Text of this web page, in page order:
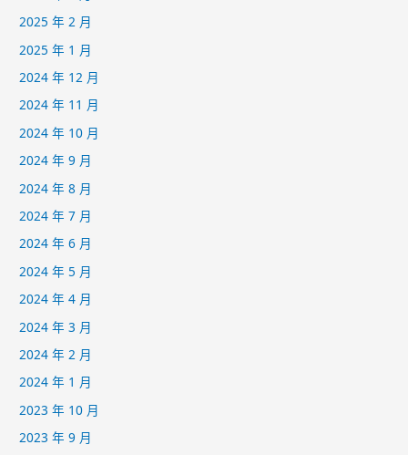
2025 年 2 月
2025 年 1 月
2024 年 12 月
2024 年 11 月
2024 年 10 月
2024 年 9 月
2024 年 8 月
2024 年 7 月
2024 年 6 月
2024 年 5 月
2024 年 4 月
2024 年 3 月
2024 年 2 月
2024 年 1 月
2023 年 10 月
2023 年 9 月